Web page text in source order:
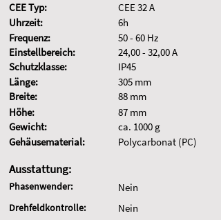
CEE Typ:
Uhrzeit:
Frequenz:
Einstellbereich:
Schutzklasse:
Länge:
Breite:
Höhe:
Gewicht:
Gehäusematerial:
CEE 32 A
6h
50 - 60 Hz
24,00 - 32,00 A
IP45
305 mm
88 mm
87 mm
ca. 1000 g
Polycarbonat (PC)
Ausstattung:
Phasenwender: Nein
Drehfeldkontrolle: Nein